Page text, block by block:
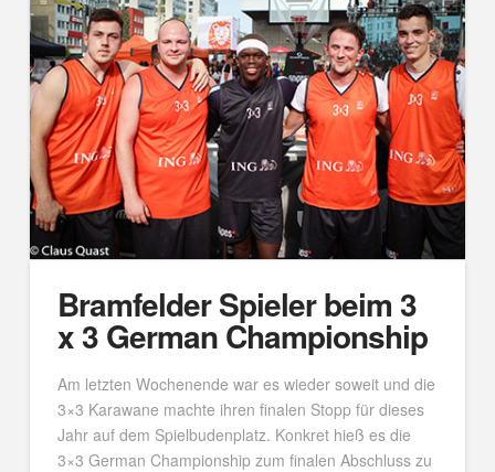
Bramfelder Spieler beim 3
x 3 German Championship
Am letzten Wochenende war es wieder soweit und die
3×3 Karawane machte ihren finalen Stopp für dieses
Jahr auf dem Spielbudenplatz. Konkret hieß es die
3×3 German Championship zum finalen Abschluss zu